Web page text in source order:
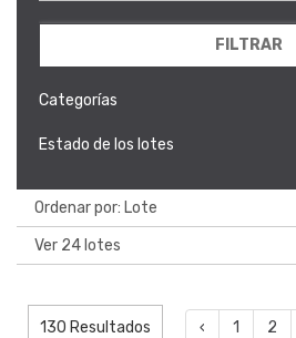
FILTRAR
Categorías
Estado de los lotes
130 Resultados ‹ 1 2